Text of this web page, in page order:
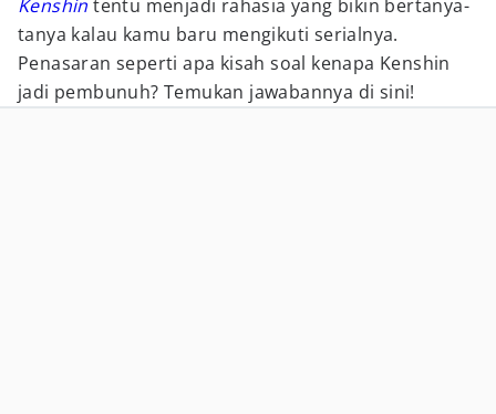
Kenshin tentu menjadi rahasia yang bikin bertanya-
tanya kalau kamu baru mengikuti serialnya.
Penasaran seperti apa kisah soal kenapa Kenshin
jadi pembunuh? Temukan jawabannya di sini!